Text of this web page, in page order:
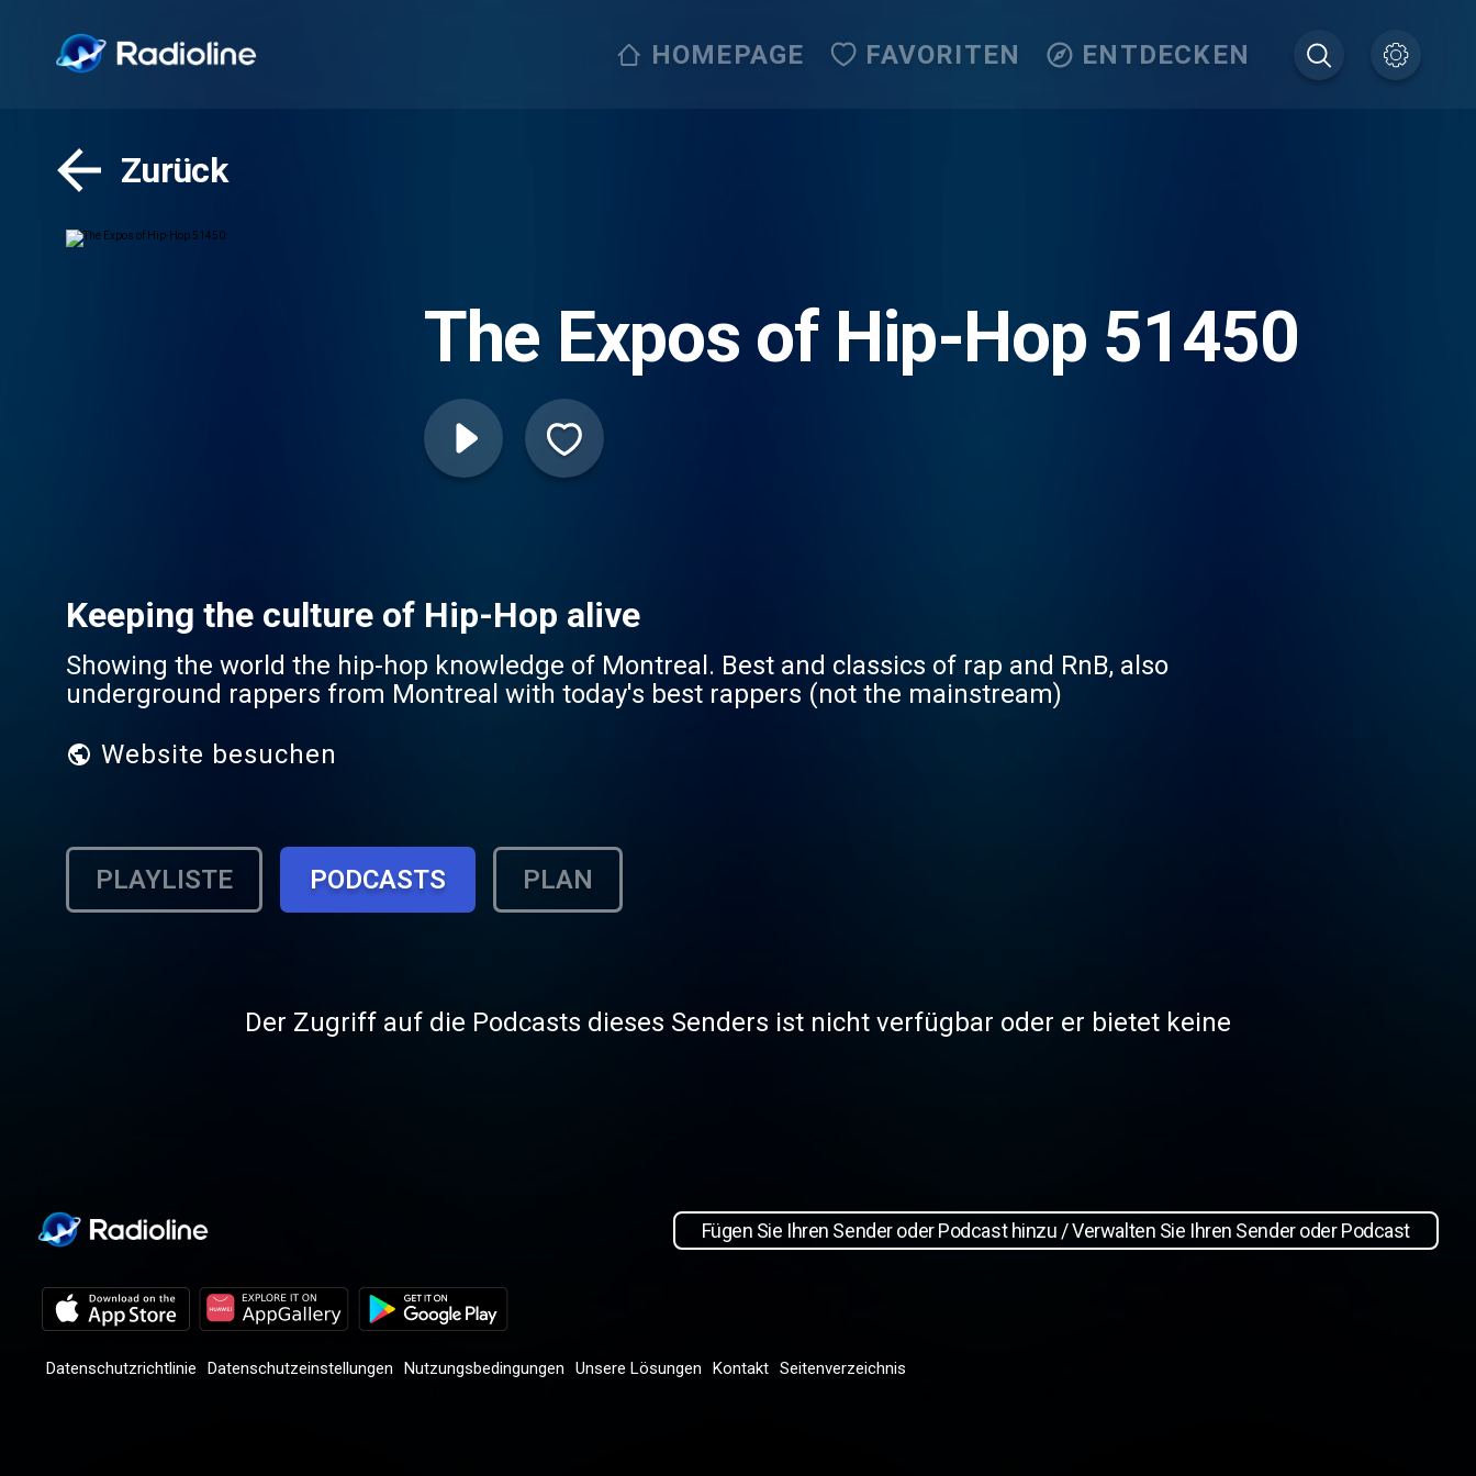
HOMEPAGE FAVORITEN ENTDECKEN
Zurück
The Expos of Hip-Hop 51450
Keeping the culture of Hip-Hop alive
Showing the world the hip-hop knowledge of Montreal. Best and classics of rap and RnB, also
underground rappers from Montreal with today's best rappers (not the mainstream)
Website besuchen
PLAYLISTE PODCASTS PLAN
Der Zugriff auf die Podcasts dieses Senders ist nicht verfügbar oder er bietet keine
Fügen Sie Ihren Sender oder Podcast hinzu / Verwalten Sie Ihren Sender oder Podcast
Datenschutzrichtlinie Datenschutzeinstellungen Nutzungsbedingungen Unsere Lösungen Kontakt Seitenverzeichnis